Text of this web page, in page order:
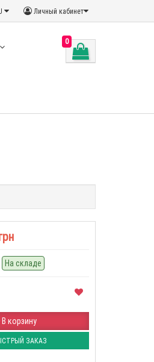
Личный кабинет
0
На складе
В корзину
ЗАКАЗ